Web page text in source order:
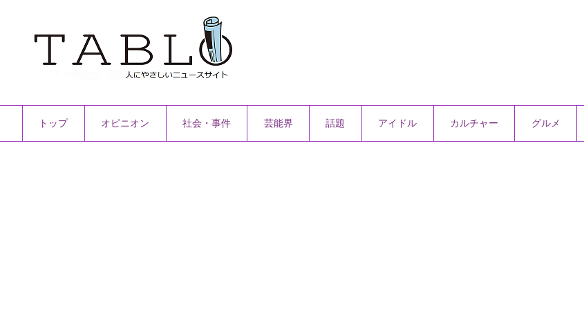
トップ オピニオン 社会・事件 芸能界 話題 アイドル カルチャー グルメ